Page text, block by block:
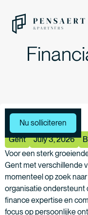
Meer vacatures
Gent July 3, 2026
Voor een sterk
Gent met verschillende
momenteel op zoek
organisatie ondersteunt
finance expertise en
focus op persoonlijke
Nu solliciteren